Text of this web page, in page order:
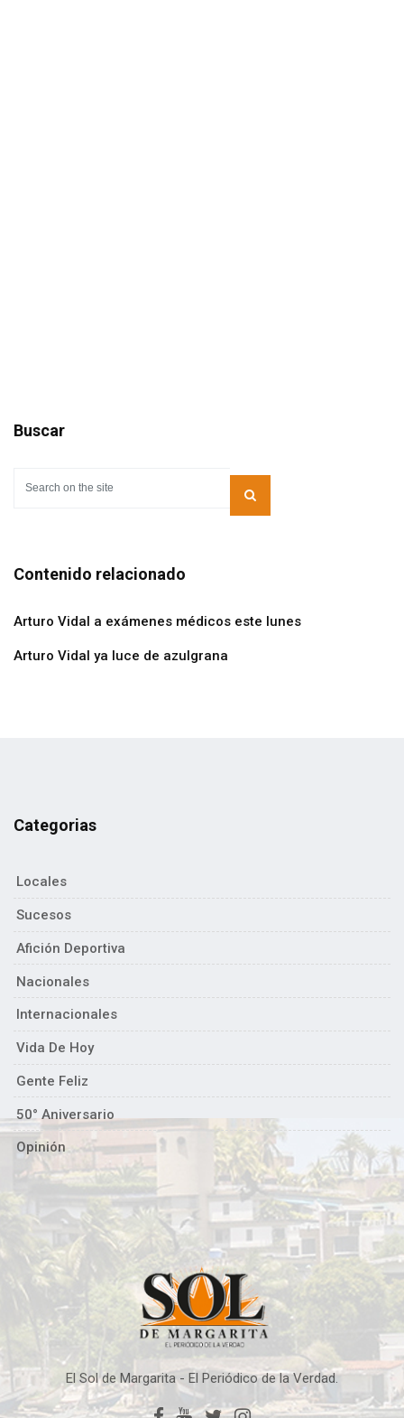
Buscar
Contenido relacionado
Arturo Vidal a exámenes médicos este lunes
Arturo Vidal ya luce de azulgrana
Categorias
Locales
Sucesos
Afición Deportiva
Nacionales
Internacionales
Vida De Hoy
Gente Feliz
50° Aniversario
Opinión
El Sol de Margarita - El Periódico de la Verdad.